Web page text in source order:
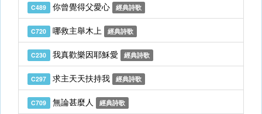
C489 你曾覺得父愛心 經典詩歌
C720 哪救主舉木上 經典詩歌
C230 我真歡樂因耶穌愛 經典詩歌
C297 求主天天扶持我 經典詩歌
C709 無論甚麼人 經典詩歌